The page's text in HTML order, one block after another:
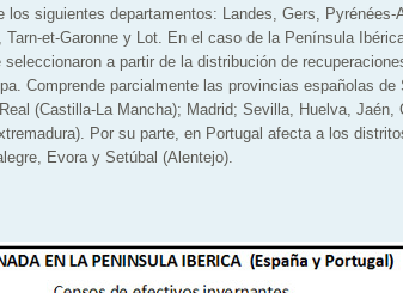
los siguientes departamentos: Landes, Gers, Pyrénées-
Tarn-et-Garonne y Lot. En el caso de la Península
a partir de la distribución de
Comprende parcialmente las provincias españolas
(Castilla-La Mancha); Madrid; Sevilla, Huelva, Jaén,
Por su parte, en Portugal afecta a los
Evora y Setúbal (Alentejo).